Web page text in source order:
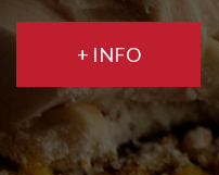
+ INFO